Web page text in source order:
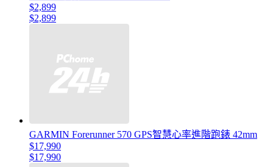
$2,899
$2,899
GARMIN Forerunner 570 GPS智慧心率進階跑錶 42mm
$17,990
$17,990